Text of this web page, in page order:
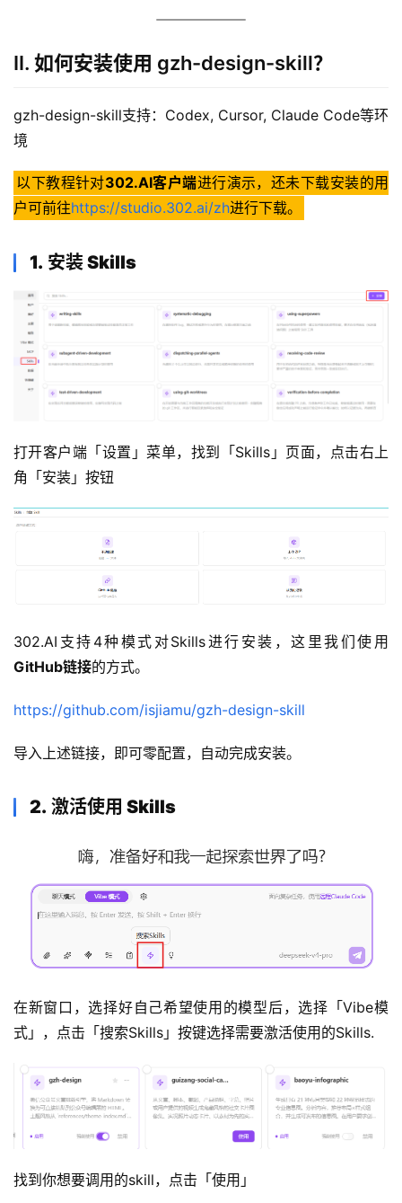
II. 如何安装使用 gzh-design-skill？
gzh-design-skill支持：Codex, Cursor, Claude Code等环
境
以下教程针对302.AI客户端进行演示，还未下载安装的用
户可前往https://studio.302.ai/zh进行下载。
1. 安装 Skills
打开客户端「设置」菜单，找到「Skills」页面，点击右上
角「安装」按钮
302.AI支持4种模式对Skills进行安装，这里我们使用
GitHub链接的方式。
https://github.com/isjiamu/gzh-design-skill
导入上述链接，即可零配置，自动完成安装。
2. 激活使用 Skills
在新窗口，选择好自己希望使用的模型后，选择「Vibe模
式」，点击「搜索Skills」按键选择需要激活使用的Skills.
找到你想要调用的skill，点击「使用」